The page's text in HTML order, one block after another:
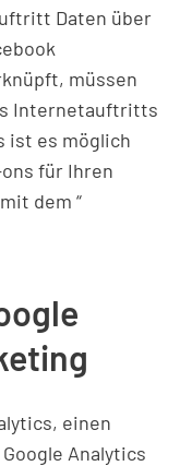
Daten über
müssen
Internetauftritts
ist es möglich
für Ihren
dem “
einen
Analytics